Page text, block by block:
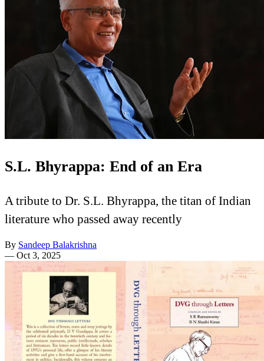
S.L. Bhyrappa: End of an Era
A tribute to Dr. S.L. Bhyrappa, the titan of Indian
literature who passed away recently
By Sandeep Balakrishna
— Oct 3, 2025